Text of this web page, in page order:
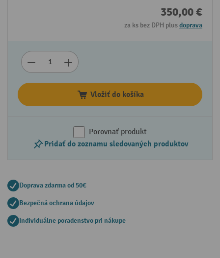
350,00 €
za ks bez DPH plusdoprava
Vložiť do košíka
Porovnať produkt
Pridať do zoznamu sledovaných produktov
Doprava zdarma od 50€
Bezpečná ochrana údajov
Individuálne poradenstvo pri nákupe